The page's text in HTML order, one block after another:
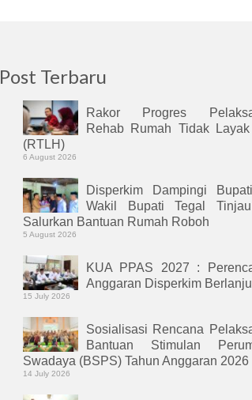
Post Terbaru
Rakor Progres
Rehab Rumah Tidak
(RTLH)
6 August 2026
Disperkim Dampingi
Wakil Bupati Tegal
Salurkan Bantuan Rumah Roboh
5 August 2026
KUA PPAS 2027 :
Anggaran Disperkim
15 July 2026
Sosialisasi Rencana
Bantuan Stimulan
Swadaya (BSPS) Tahun Anggaran 2026
14 July 2026